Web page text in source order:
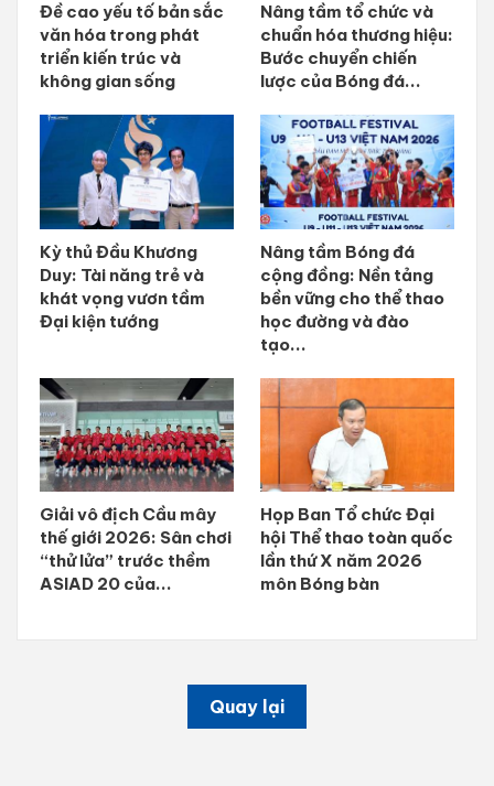
Đề cao yếu tố bản sắc
văn hóa trong phát
triển kiến trúc và
không gian sống
Nâng tầm tổ chức và
chuẩn hóa thương hiệu:
Bước chuyển chiến
lược của Bóng đá...
Kỳ thủ Đầu Khương
Duy: Tài năng trẻ và
khát vọng vươn tầm
Đại kiện tướng
Nâng tầm Bóng đá
cộng đồng: Nền tảng
bền vững cho thể thao
học đường và đào
tạo...
Giải vô địch Cầu mây
thế giới 2026: Sân chơi
“thử lửa” trước thềm
ASIAD 20 của...
Họp Ban Tổ chức Đại
hội Thể thao toàn quốc
lần thứ X năm 2026
môn Bóng bàn
Quay lại